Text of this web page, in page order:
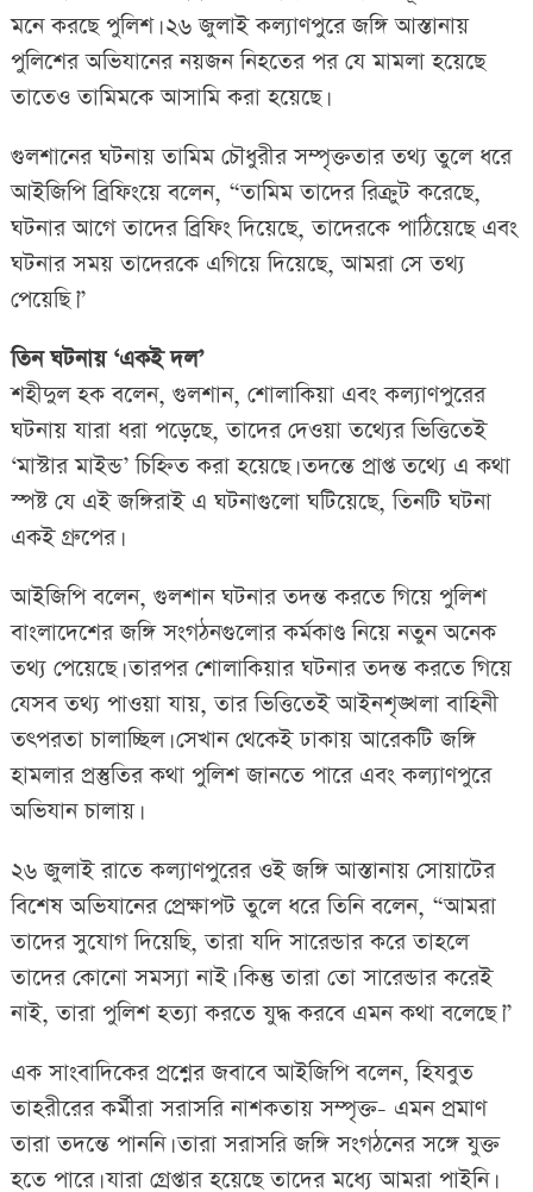
মনে করছে পুলিশ। ২৬ জুলাই কল্যাণপুরে জঙ্গি আস্তানায়
পুলিশের অভিযানের নয়জন নিহতের পর যে মামলা হয়েছে
তাতেও তামিমকে আসামি করা হয়েছে।
গুলশানের ঘটনায় তামিম চৌধুরীর সম্পৃক্ততার তথ্য তুলে ধরে
আইজিপি ব্রিফিংয়ে বলেন, “তামিম তাদের রিক্রুট করেছে,
ঘটনার আগে তাদের ব্রিফিং দিয়েছে, তাদেরকে পাঠিয়েছে এবং
ঘটনার সময় তাদেরকে এগিয়ে দিয়েছে, আমরা সে তথ্য
পেয়েছি।”
তিন ঘটনায় ‘একই দল’
শহীদুল হক বলেন, গুলশান, শোলাকিয়া এবং কল্যাণপুরের
ঘটনায় যারা ধরা পড়েছে, তাদের দেওয়া তথ্যের ভিত্তিতেই
‘মাস্টার মাইন্ড’ চিহ্নিত করা হয়েছে। তদন্তে প্রাপ্ত তথ্যে এ কথা
স্পষ্ট যে এই জঙ্গিরাই এ ঘটনাগুলো ঘটিয়েছে, তিনটি ঘটনা
একই গ্রুপের।
আইজিপি বলেন, গুলশান ঘটনার তদন্ত করতে গিয়ে পুলিশ
বাংলাদেশের জঙ্গি সংগঠনগুলোর কর্মকাণ্ড নিয়ে নতুন অনেক
তথ্য পেয়েছে। তারপর শোলাকিয়ার ঘটনার তদন্ত করতে গিয়ে
যেসব তথ্য পাওয়া যায়, তার ভিত্তিতেই আইনশৃঙ্খলা বাহিনী
তৎপরতা চালাচ্ছিল। সেখান থেকেই ঢাকায় আরেকটি জঙ্গি
হামলার প্রস্তুতির কথা পুলিশ জানতে পারে এবং কল্যাণপুরে
অভিযান চালায়।
২৬ জুলাই রাতে কল্যাণপুরের ওই জঙ্গি আস্তানায় সোয়াটের
বিশেষ অভিযানের প্রেক্ষাপট তুলে ধরে তিনি বলেন, “আমরা
তাদের সুযোগ দিয়েছি, তারা যদি সারেন্ডার করে তাহলে
তাদের কোনো সমস্যা নাই। কিন্তু তারা তো সারেন্ডার করেই
নাই, তারা পুলিশ হত্যা করতে যুদ্ধ করবে এমন কথা বলেছে।”
এক সাংবাদিকের প্রশ্নের জবাবে আইজিপি বলেন, হিযবুত
তাহরীরের কর্মীরা সরাসরি নাশকতায় সম্পৃক্ত- এমন প্রমাণ
তারা তদন্তে পাননি। তারা সরাসরি জঙ্গি সংগঠনের সঙ্গে যুক্ত
হতে পারে। যারা গ্রেপ্তার হয়েছে তাদের মধ্যে আমরা পাইনি।